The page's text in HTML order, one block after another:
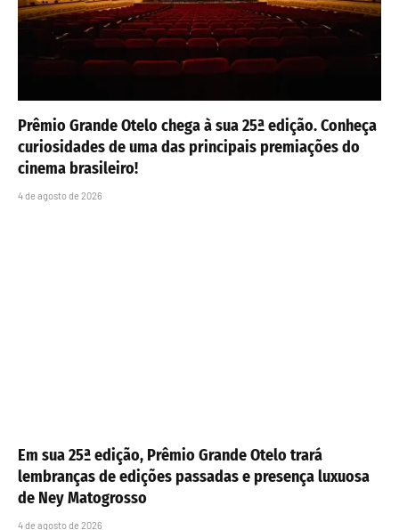
Prêmio Grande Otelo chega à sua 25ª edição. Conheça
curiosidades de uma das principais premiações do
cinema brasileiro!
4 de agosto de 2026
Em sua 25ª edição, Prêmio Grande Otelo trará
lembranças de edições passadas e presença luxuosa
de Ney Matogrosso
4 de agosto de 2026